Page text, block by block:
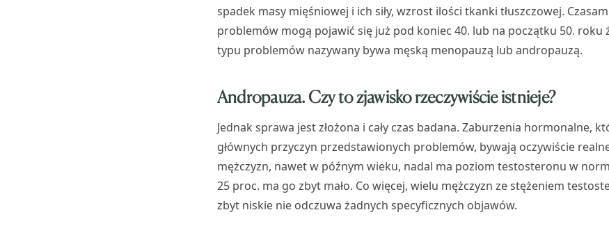
spadek masy mięśniowej i ich siły, wzrost ilości tkanki tłuszczowej.
problemów mogą pojawić się już pod koniec 40. lub na początku 50. roku
typu problemów nazywany bywa męską menopauzą lub andropauzą.
Andropauza. Czy to zjawisko rzeczywiście istnieje?
Jednak sprawa jest złożona i cały czas badana. Zaburzenia hormonalne,
głównych przyczyn przedstawionych problemów, bywają oczywiście
mężczyzn, nawet w późnym wieku, nadal ma poziom testosteronu w
25 proc. ma go zbyt mało. Co więcej, wielu mężczyzn ze stężeniem
zbyt niskie nie odczuwa żadnych specyficznych objawów.